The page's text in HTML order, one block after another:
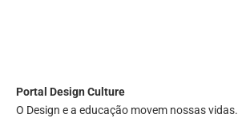
Portal Design Culture
O Design e a educação movem nossas vidas.